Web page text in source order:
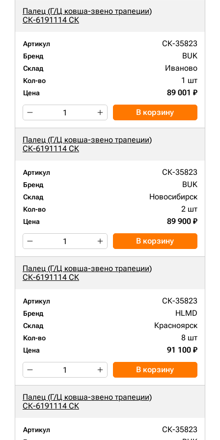
Палец (Г/Ц ковша-звено трапеции)
СК-6191114 СК
Артикул СК-35823
Бренд BUK
Склад Иваново
Кол-во 1 шт
Цена 89 001 ₽
В корзину
Палец (Г/Ц ковша-звено трапеции)
СК-6191114 СК
Артикул СК-35823
Бренд BUK
Склад Новосибирск
Кол-во 2 шт
Цена 89 900 ₽
В корзину
Палец (Г/Ц ковша-звено трапеции)
СК-6191114 СК
Артикул СК-35823
Бренд HLMD
Склад Красноярск
Кол-во 8 шт
Цена 91 100 ₽
В корзину
Палец (Г/Ц ковша-звено трапеции)
СК-6191114 СК
Артикул СК-35823